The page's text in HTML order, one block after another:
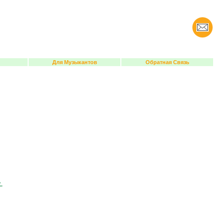
Для Музыкантов Обратная Связь